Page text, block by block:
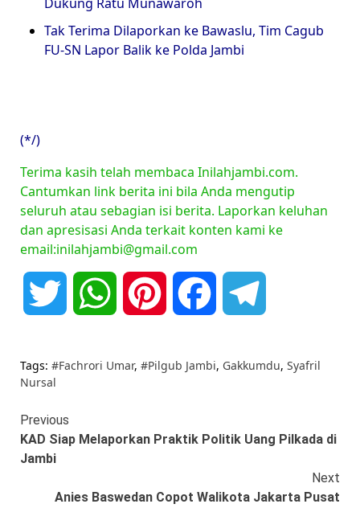
Dukung Ratu Munawaroh
Tak Terima Dilaporkan ke Bawaslu, Tim Cagub
FU-SN Lapor Balik ke Polda Jambi
(*/)
Terima kasih telah membaca Inilahjambi.com.
Cantumkan link berita ini bila Anda mengutip
seluruh atau sebagian isi berita. Laporkan keluhan
dan apresisasi Anda terkait konten kami ke
email:inilahjambi@gmail.com
Twitter WhatsAppPinterest Facebook
Tags: #Fachrori Umar, #Pilgub Jambi, Gakkumdu, Syafril
Nursal
Continue
Reading
Previous
KAD Siap Melaporkan Praktik Politik Uang Pilkada di
Jambi
Next
Anies Baswedan Copot Walikota Jakarta Pusat